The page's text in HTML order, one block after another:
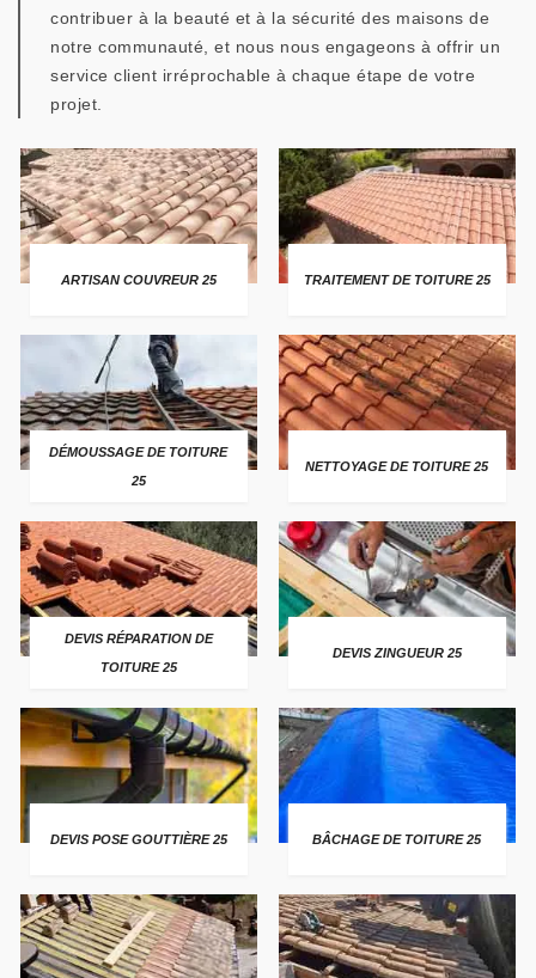
contribuer à la beauté et à la sécurité des maisons de
notre communauté, et nous nous engageons à offrir un
service client irréprochable à chaque étape de votre
projet.
ARTISAN COUVREUR 25 TRAITEMENT DE TOITURE 25
DÉMOUSSAGE DE TOITURE
25
NETTOYAGE DE TOITURE 25
DEVIS RÉPARATION DE
TOITURE 25
DEVIS ZINGUEUR 25
DEVIS POSE GOUTTIÈRE 25 BÂCHAGE DE TOITURE 25